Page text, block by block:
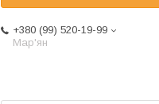
+380 (99) 520-19-99
Мар'ян